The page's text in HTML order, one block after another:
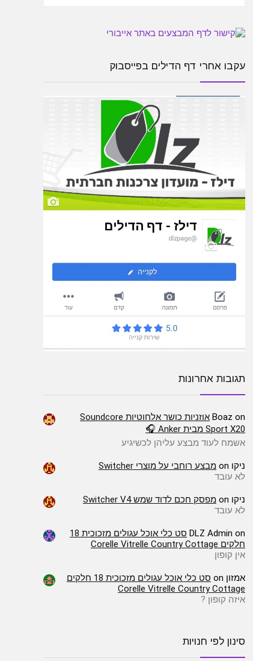
עקבו אחרי דף הדילים בפייסבוק
תגובות אחרונות
Boaz on
אוזניות כושר אלחוטיות Soundcore
Sport X20 מבית Anker 🎧
אשמח לעוד מבצע עליהן לכשיגיע
ניקו on מבצע רוחבי על מוצרי Switcher
לא עובד
ניקו on מפסק חכם לדוד שמש Switcher V4
לא עובד
DLZ Admin on
סט כלי אוכל עגולים מזכוכית 18
חלקים Corelle Vitrelle Country Cottage
אין קופון
אמזון on
סט כלי אוכל עגולים מזכוכית 18 חלקים
Corelle Vitrelle Country Cottage
איזה קופון ?
סינון לפי חנויות